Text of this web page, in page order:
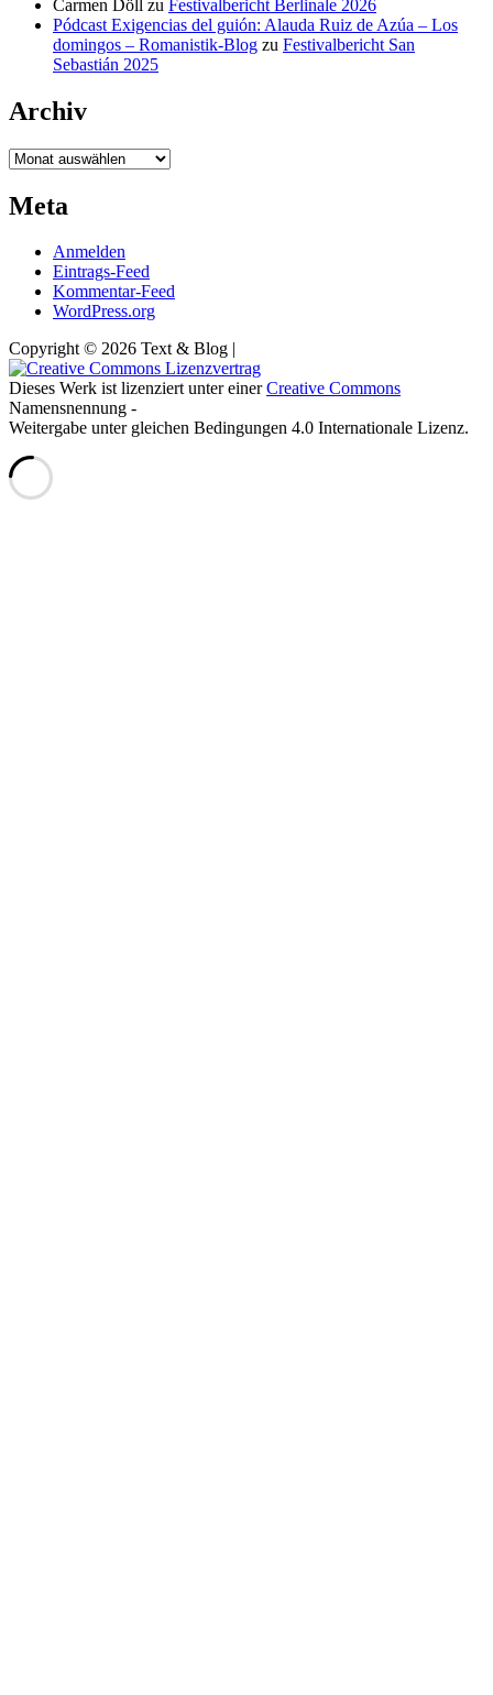
Carmen Döll zu Festivalbericht Berlinale 2026
Pódcast Exigencias del guión: Alauda Ruiz de Azúa – Los
domingos – Romanistik-Blog zu Festivalbericht San
Sebastián 2025
Archiv
Archiv
Meta
Anmelden
Eintrags-Feed
Kommentar-Feed
WordPress.org
Copyright © 2026 Text & Blog |
Dieses Werk ist lizenziert unter einerCreative Commons
Namensnennung -
Weitergabe unter gleichen Bedingungen 4.0 Internationale Lizenz.